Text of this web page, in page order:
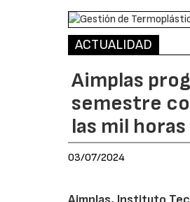
ACTUALIDAD
Aimplas
semestre
las mil horas
03/07/2024